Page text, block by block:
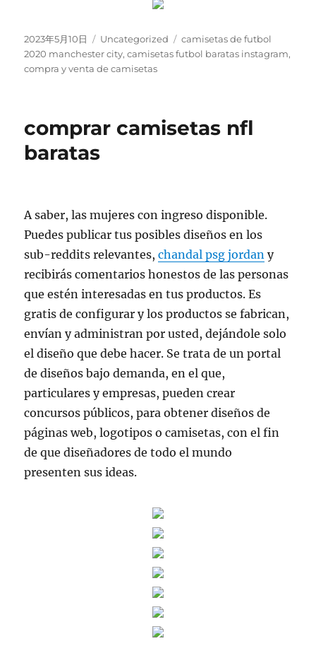
Publicado
el
2023年5月10日 Categorías
Uncategorized Etiquetas
camisetas de futbol
2020 manchester city,camisetas futbol baratas instagram,
compra y venta de camisetas
comprar camisetas nfl
baratas
A saber, las mujeres con ingreso disponible.
Puedes publicar tus posibles diseños en los
sub-reddits relevantes,chandal psg jordan y
recibirás comentarios honestos de las personas
que estén interesadas en tus productos. Es
gratis de configurar y los productos se fabrican,
envían y administran por usted, dejándole solo
el diseño que debe hacer. Se trata de un portal
de diseños bajo demanda, en el que,
particulares y empresas, pueden crear
concursos públicos, para obtener diseños de
páginas web, logotipos o camisetas, con el fin
de que diseñadores de todo el mundo
presenten sus ideas.